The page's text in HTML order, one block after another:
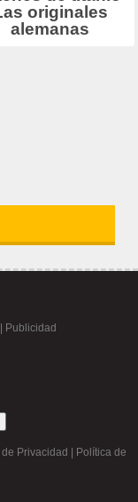
Publicidad
Privacidad
Política de